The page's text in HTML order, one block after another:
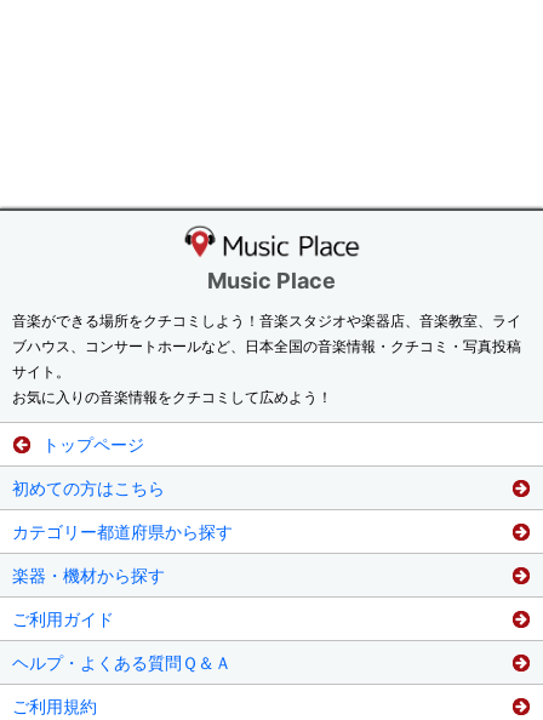
Music Place
音楽ができる場所をクチコミしよう！音楽スタジオや楽器店、音楽教室、ライ
ブハウス、コンサートホールなど、日本全国の音楽情報・クチコミ・写真投稿
サイト。
お気に入りの音楽情報をクチコミして広めよう！
トップページ
初めての方はこちら
カテゴリー都道府県から探す
楽器・機材から探す
ご利用ガイド
ヘルプ・よくある質問Ｑ＆Ａ
ご利用規約